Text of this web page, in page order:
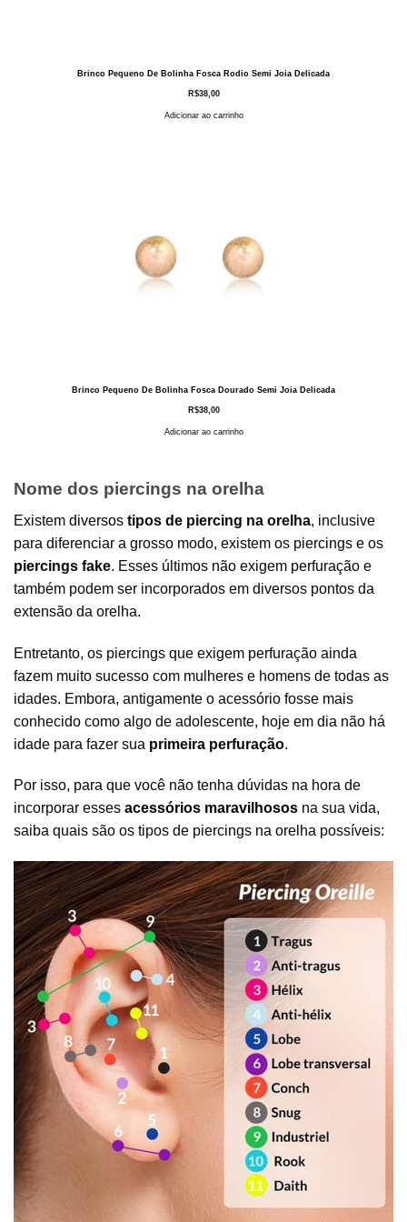
Brinco Pequeno De Bolinha Fosca Rodio Semi Joia Delicada
R$38,00
Adicionar ao carrinho
Brinco Pequeno De Bolinha Fosca Dourado Semi Joia Delicada
R$38,00
Adicionar ao carrinho
Nome dos piercings na orelha
Existem diversos tipos de piercing na orelha, inclusive
para diferenciar a grosso modo, existem os piercings e os
piercings fake. Esses últimos não exigem perfuração e
também podem ser incorporados em diversos pontos da
extensão da orelha.
Entretanto, os piercings que exigem perfuração ainda
fazem muito sucesso com mulheres e homens de todas as
idades. Embora, antigamente o acessório fosse mais
conhecido como algo de adolescente, hoje em dia não há
idade para fazer sua primeira perfuração.
Por isso, para que você não tenha dúvidas na hora de
incorporar esses acessórios maravilhosos na sua vida,
saiba quais são os tipos de piercings na orelha possíveis: